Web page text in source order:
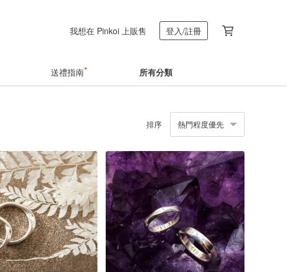
我想在 Pinkoi 上販售 登入/註冊
送禮指南 所有分類
排序 熱門程度優先